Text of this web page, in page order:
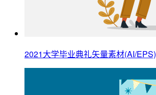
2021大学毕业典礼矢量素材(AI/EPS)